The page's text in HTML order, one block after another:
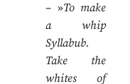
– »To make
a whip
Syllabub.
Take the
whites of